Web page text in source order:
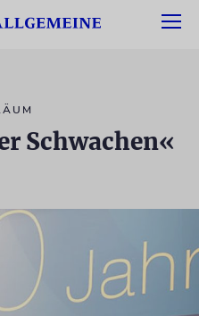
Schwachen«